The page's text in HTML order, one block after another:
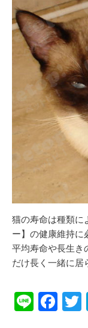
猫の寿命は種類に
ー】の健康維持に
平均寿命や長生き
だけ長く一緒に居
Li
F